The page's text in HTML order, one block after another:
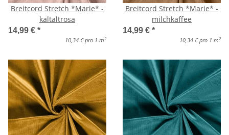
Breitcord Stretch *Marie* -
kaltaltrosa
14,99 € *
10,34 € pro 1 m 2
Breitcord Stretch *Marie* -
milchkaffee
14,99 € *
10,34 € pro 1 m 2